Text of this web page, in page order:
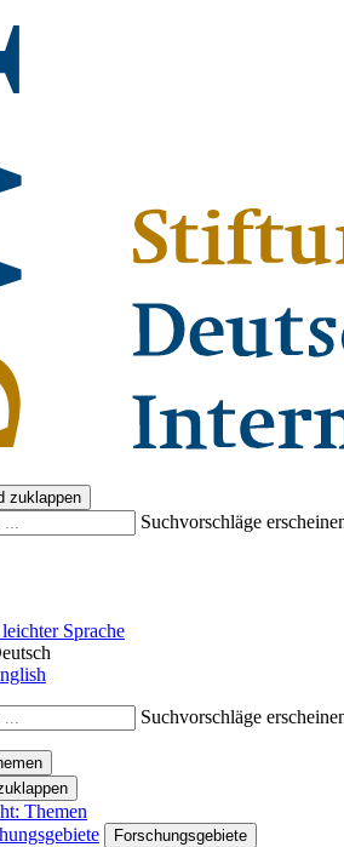
zuklappen
Suchvorschläge
Sprache
Suchvorschläge
Themen
Forschungsgebiete